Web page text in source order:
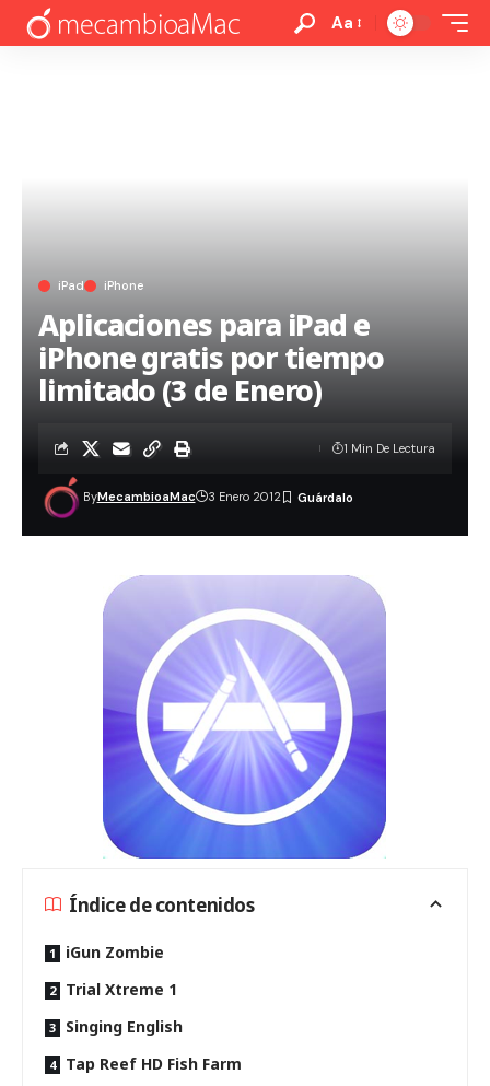
Aa
iPad iPhone
Aplicaciones para iPad e
iPhone gratis por tiempo
limitado (3 de Enero)
ByMecambioaMac 3 Enero 2012
1 Min De Lectura
Índice de contenidos
iGun Zombie
Trial Xtreme 1
Singing English
Tap Reef HD Fish Farm